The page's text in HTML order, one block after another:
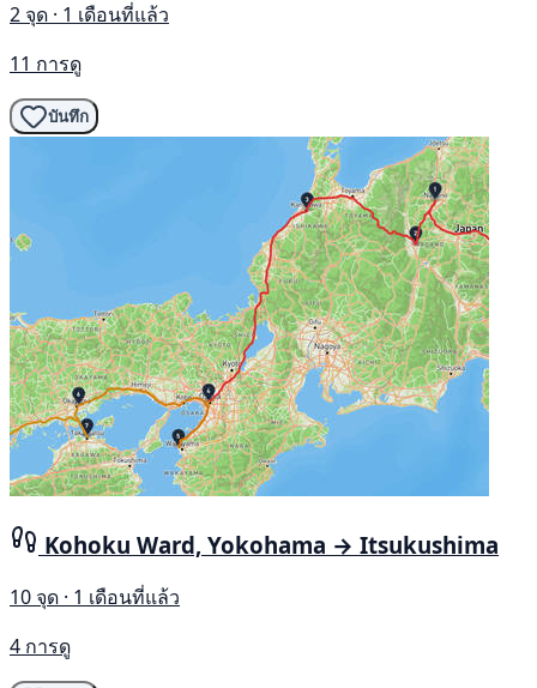
2 จุด · 1 เดือนที่แล้ว
11 การดู
บันทึก
Kohoku Ward, Yokohama → Itsukushima
10 จุด · 1 เดือนที่แล้ว
4 การดู